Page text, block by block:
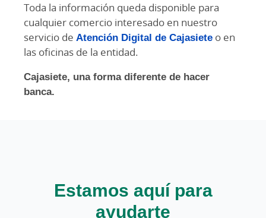
Toda la información queda disponible para
cualquier comercio interesado en nuestro
servicio de Atención Digital de Cajasiete o en
las oficinas de la entidad.
Cajasiete, una forma diferente de hacer
banca.
Estamos aquí para
ayudarte